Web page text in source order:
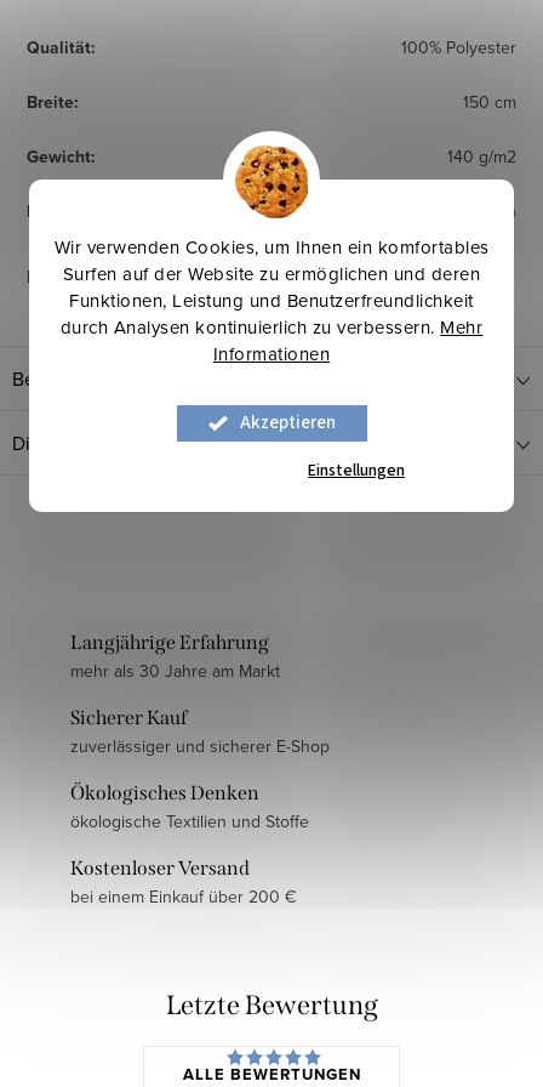
Wir verwenden Cookies, um Ihnen ein komfortables
Surfen auf der Website zu ermöglichen und deren
Funktionen, Leistung und Benutzerfreundlichkeit
durch Analysen kontinuierlich zu verbessern. Mehr
Informationen
Akzeptieren
Einstellungen
Qualität: 100% Polyester
Breite: 150 cm
Gewicht: 140 g/m2
Herkunftsland Taiwan
Pflegehinweise:
Bewertung
Diskussion
Langjährige Erfahrung
mehr als 30 Jahre am Markt
Sicherer Kauf
zuverlässiger und sicherer E-Shop
Ökologisches Denken
ökologische Textilien und Stoffe
Kostenloser Versand
bei einem Einkauf über 200 €
Letzte Bewertung
ALLE BEWERTUNGEN